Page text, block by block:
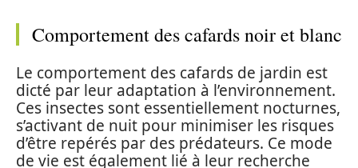
Comportement des cafards noir et blanc
Le comportement des cafards de jardin est
dicté par leur adaptation à l’environnement.
Ces insectes sont essentiellement nocturnes,
s’activant de nuit pour minimiser les risques
d’être repérés par des prédateurs. Ce mode
de vie est également lié à leur recherche